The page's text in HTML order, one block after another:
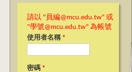
請以 "員編@mcu.edu.tw" 或
"學號@mcu.edu.tw" 為帳號
使用者名稱 *
密碼 *